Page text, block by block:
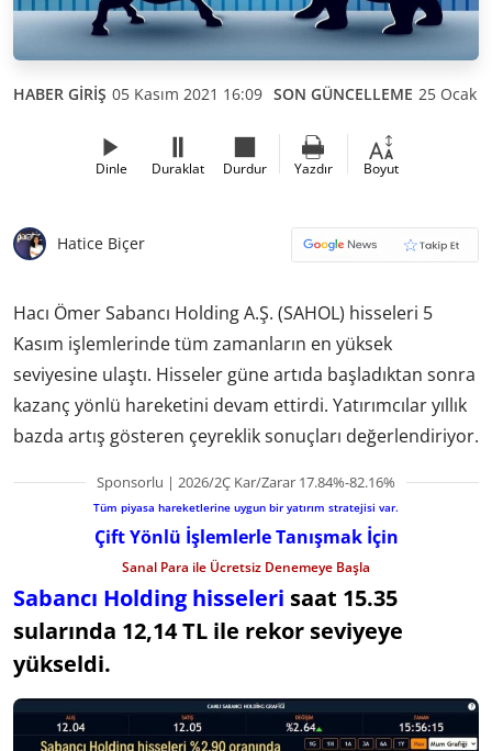
HABER GİRİŞ 05 Kasım 2021 16:09 SON GÜNCELLEME 25 Ocak
Dinle Duraklat Durdur Yazdır Boyut
Hatice Biçer
Hacı Ömer Sabancı Holding A.Ş. (SAHOL) hisseleri 5
Kasım işlemlerinde tüm zamanların en yüksek
seviyesine ulaştı. Hisseler güne artıda başladıktan sonra
kazanç yönlü hareketini devam ettirdi. Yatırımcılar yıllık
bazda artış gösteren çeyreklik sonuçları değerlendiriyor.
Sponsorlu | 2026/2Ç Kar/Zarar 17.84%-82.16%
Tüm piyasa hareketlerine uygun bir yatırım stratejisi var.
Çift Yönlü İşlemlerle Tanışmak İçin
Sanal Para ile Ücretsiz Denemeye Başla
Sabancı Holding hisseleri saat 15.35
sularında 12,14 TL ile rekor seviyeye
yükseldi.